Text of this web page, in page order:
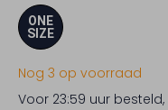
ONE
SIZE
Nog 3 op voorraad
Voor 23:59 uur besteld,